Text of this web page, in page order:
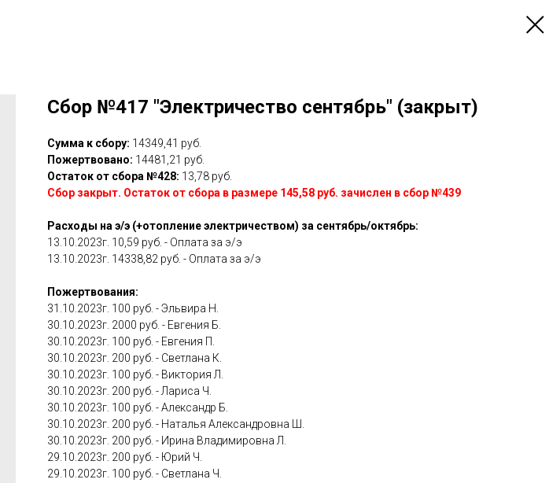
Сбор №417 "Электричество сентябрь" (закрыт)
Сумма к сбору: 14349,41 руб.
Пожертвовано: 14481,21 руб.
Остаток от сбора №428: 13,78 руб.
Сбор закрыт. Остаток от сбора в размере 145,58 руб. зачислен в сбор №439
Расходы на э/э (+отопление электричеством) за сентябрь/октябрь:
13.10.2023г. 10,59 руб. - Оплата за э/э
13.10.2023г. 14338,82 руб. - Оплата за э/э
Пожертвования:
31.10.2023г. 100 руб. - Эльвира Н.
30.10.2023г. 2000 руб. - Евгения Б.
30.10.2023г. 100 руб. - Евгения П.
30.10.2023г. 200 руб. - Светлана К.
30.10.2023г. 100 руб. - Виктория Л.
30.10.2023г. 200 руб. - Лариса Ч.
30.10.2023г. 100 руб. - Александр Б.
30.10.2023г. 200 руб. - Наталья Александровна Ш.
30.10.2023г. 200 руб. - Ирина Владимировна Л.
29.10.2023г. 200 руб. - Юрий Ч.
29.10.2023г. 100 руб. - Светлана Ч.